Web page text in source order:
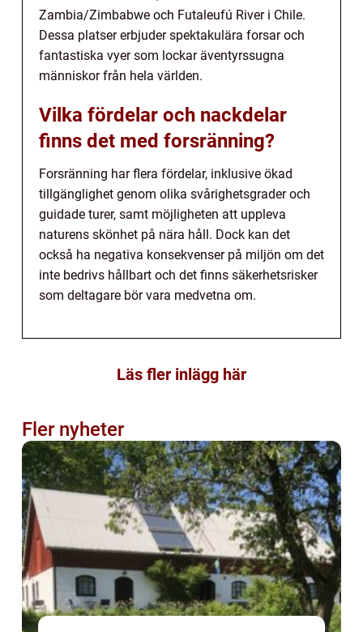
Zambia/Zimbabwe och Futaleufú River i Chile.
Dessa platser erbjuder spektakulära forsar och
fantastiska vyer som lockar äventyrssugna
människor från hela världen.
Vilka fördelar och nackdelar
finns det med forsränning?
Forsränning har flera fördelar, inklusive ökad
tillgänglighet genom olika svårighetsgrader och
guidade turer, samt möjligheten att uppleva
naturens skönhet på nära håll. Dock kan det
också ha negativa konsekvenser på miljön om det
inte bedrivs hållbart och det finns säkerhetsrisker
som deltagare bör vara medvetna om.
Läs fler inlägg här
Fler nyheter